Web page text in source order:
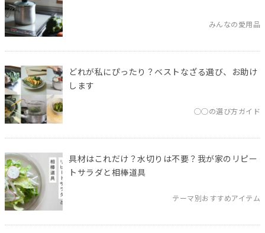
みんなの愛用品
どれが私にぴったり？ベストなざる選び、お助け
します
◯◯の選び方ガイド
具材はこれだけ？水切りは不要？我が家のリピー
トサラダと相棒道具
テーマ別おすすめアイテム